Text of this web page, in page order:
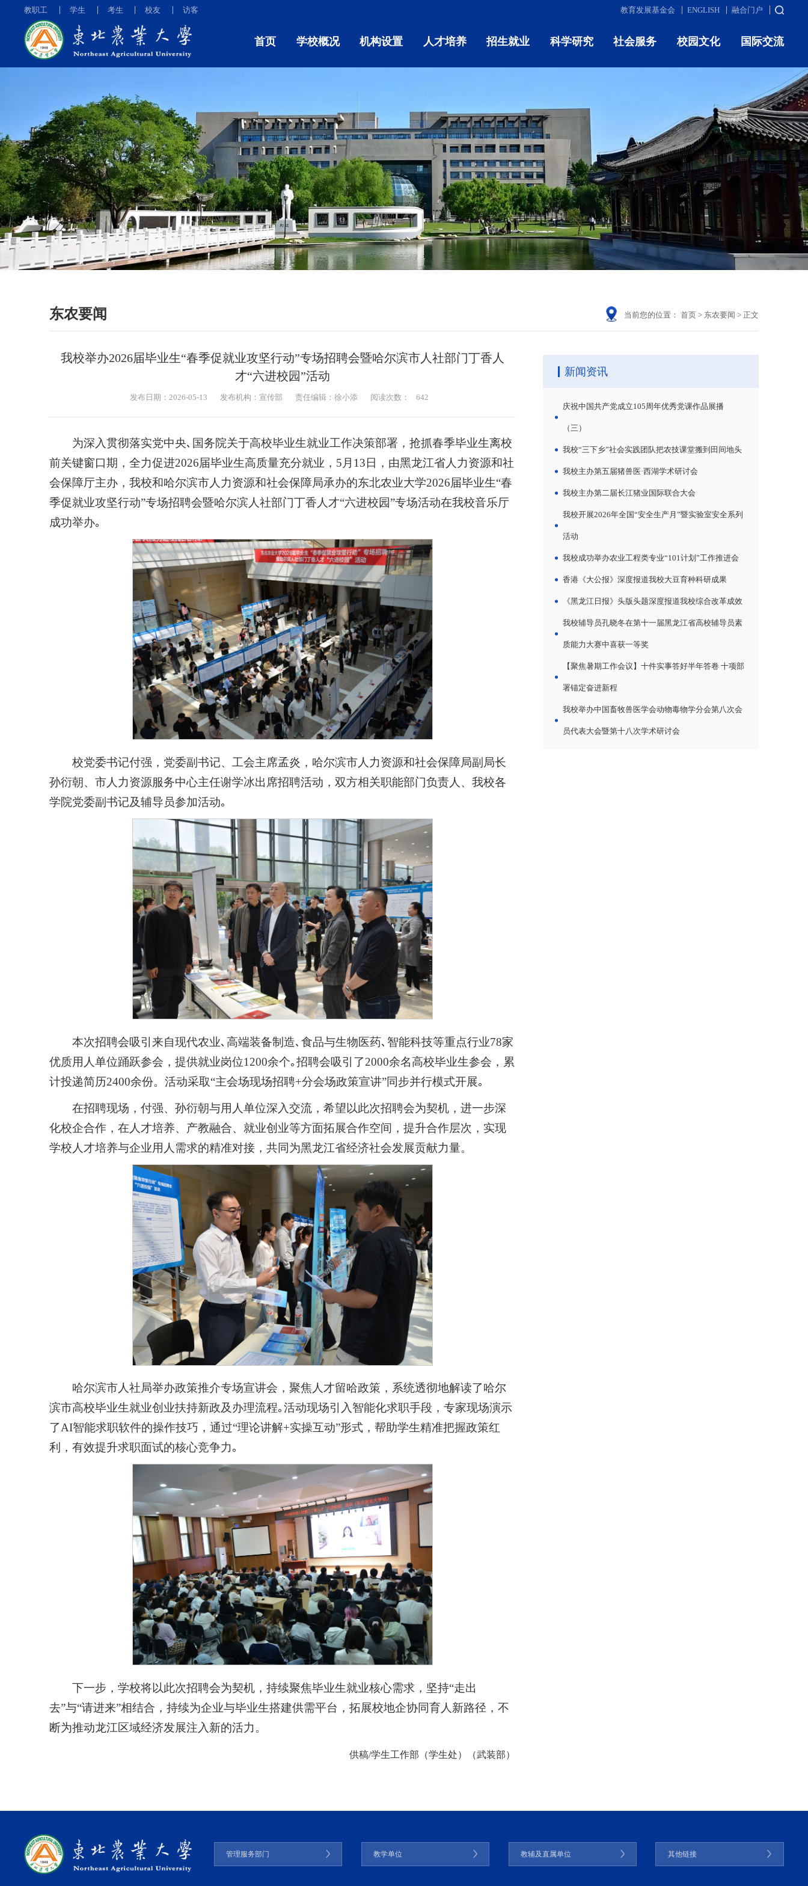
教职工 学生 考生 校友 访客 教育发展基金会 ENGLISH 融合门户
首页 学校概况 机构设置 人才培养 招生就业 科学研究 社会服务 校园文化 国际交流
东农要闻 当前您的位置： 首页 > 东农要闻 > 正文
我校举办2026届毕业生“春季促就业攻坚行动”专场招聘会暨哈尔滨市人社部门丁香人
才“六进校园”活动
发布日期：2026-05-13 发布机构：宣传部 责任编辑：徐小添 阅读次数： 642
为深入贯彻落实党中央､国务院关于高校毕业生就业工作决策部署，抢抓春季毕业生离校
前关键窗口期，全力促进2026届毕业生高质量充分就业，5月13日，由黑龙江省人力资源和社
会保障厅主办，我校和哈尔滨市人力资源和社会保障局承办的东北农业大学2026届毕业生“春
季促就业攻坚行动”专场招聘会暨哈尔滨人社部门丁香人才“六进校园”专场活动在我校音乐厅
成功举办｡
校党委书记付强，党委副书记、工会主席孟炎，哈尔滨市人力资源和社会保障局副局长
孙衍朝、市人力资源服务中心主任谢学冰出席招聘活动，双方相关职能部门负责人、我校各
学院党委副书记及辅导员参加活动｡
本次招聘会吸引来自现代农业､高端装备制造､食品与生物医药､智能科技等重点行业78家
优质用人单位踊跃参会，提供就业岗位1200余个｡招聘会吸引了2000余名高校毕业生参会，累
计投递简历2400余份。活动采取“主会场现场招聘+分会场政策宣讲”同步并行模式开展｡
在招聘现场，付强、孙衍朝与用人单位深入交流，希望以此次招聘会为契机，进一步深
化校企合作，在人才培养、产教融合、就业创业等方面拓展合作空间，提升合作层次，实现
学校人才培养与企业用人需求的精准对接，共同为黑龙江省经济社会发展贡献力量。
哈尔滨市人社局举办政策推介专场宣讲会，聚焦人才留哈政策，系统透彻地解读了哈尔
滨市高校毕业生就业创业扶持新政及办理流程｡活动现场引入智能化求职手段，专家现场演示
了AI智能求职软件的操作技巧，通过“理论讲解+实操互动”形式，帮助学生精准把握政策红
利，有效提升求职面试的核心竞争力｡
下一步，学校将以此次招聘会为契机，持续聚焦毕业生就业核心需求，坚持“走出
去”与“请进来”相结合，持续为企业与毕业生搭建供需平台，拓展校地企协同育人新路径，不
断为推动龙江区域经济发展注入新的活力。
供稿/学生工作部（学生处）（武装部）
新闻资讯
庆祝中国共产党成立105周年优秀党课作品展播
（三）
我校“三下乡”社会实践团队把农技课堂搬到田间地头
我校主办第五届猪兽医·西湖学术研讨会
我校主办第二届长江猪业国际联合大会
我校开展2026年全国“安全生产月”暨实验室安全系列
活动
我校成功举办农业工程类专业“101计划”工作推进会
香港《大公报》深度报道我校大豆育种科研成果
《黑龙江日报》头版头题深度报道我校综合改革成效
我校辅导员孔晓冬在第十一届黑龙江省高校辅导员素
质能力大赛中喜获一等奖
【聚焦暑期工作会议】十件实事答好半年答卷 十项部
署锚定奋进新程
我校举办中国畜牧兽医学会动物毒物学分会第八次会
员代表大会暨第十八次学术研讨会
管理服务部门 教学单位 教辅及直属单位 其他链接